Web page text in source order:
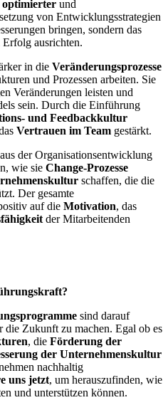
und
von Entwicklungsstrategien
bringen, sondern das
ausrichten.
in die Veränderungsprozesse
und Prozessen arbeiten. Sie
Veränderungen leisten und
sein. Durch die Einführung
und Feedbackkultur
Vertrauen im Team gestärkt.
der Organisationsentwicklung
wie sie Change-Prozesse
schaffen, die die
Der gesamte
auf die Motivation, das
der Mitarbeitenden
sind darauf
die Zukunft zu machen. Egal ob es
, die Förderung der
der Unternehmenskultur
nachhaltig
uns jetzt, um herauszufinden, wie
und unterstützen können.